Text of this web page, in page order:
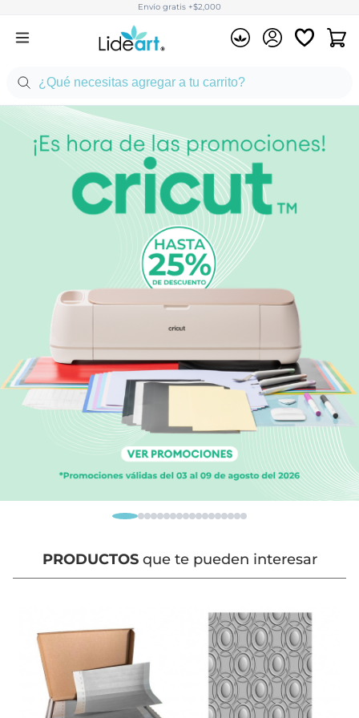
Envío gratis +$2,000
PRODUCTOSque te pueden interesar